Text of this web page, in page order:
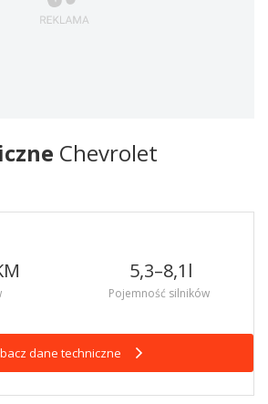
Chevrolet
5,3–8,1l
Pojemność silników
dane techniczne